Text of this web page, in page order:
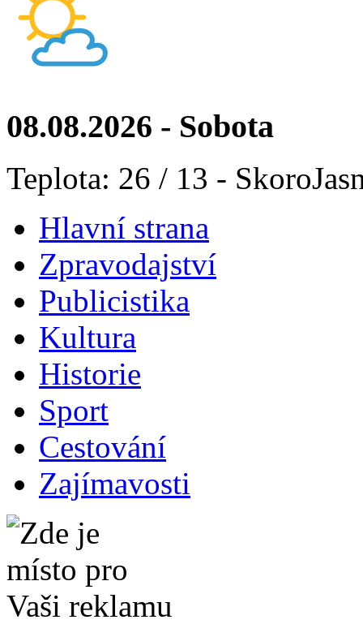
08.08.2026 - Sobota
Teplota: 26 / 13 -
Hlavní strana
Zpravodajství
Publicistika
Kultura
Historie
Sport
Cestování
Zajímavosti